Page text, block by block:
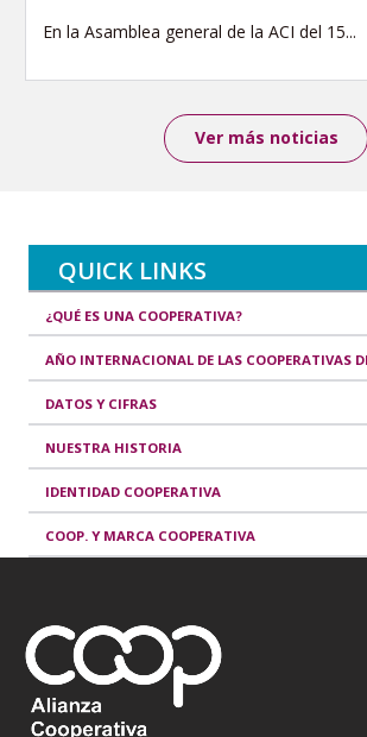
En la Asamblea general de la ACI del 15...
Ver más noticias
QUICK LINKS
¿QUÉ ES UNA COOPERATIVA?
AÑO INTERNACIONAL DE LAS COOPERATIVAS
DATOS Y CIFRAS
NUESTRA HISTORIA
IDENTIDAD COOPERATIVA
COOP. Y MARCA COOPERATIVA